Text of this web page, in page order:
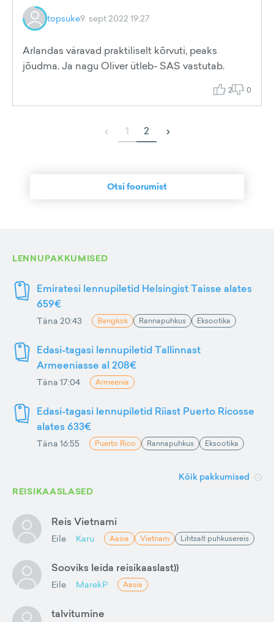
topsuke9. sept 2022 19:27
Arlandas väravad praktiliselt kõrvuti, peaks
jõudma. Ja nagu Oliver ütleb- SAS vastutab.
2 0
‹ 1 2 ›
Otsi foorumist
LENNUPAKKUMISED
Emiratesi lennupiletid Helsingist Taisse alates
659€
Täna 20:43 Bangkok Rannapuhkus Eksootika
Edasi-tagasi lennupiletid Tallinnast
Armeeniasse al 208€
Täna 17:04 Armeenia
Edasi-tagasi lennupiletid Riiast Puerto Ricosse
alates 633€
Täna 16:55 Puerto Rico Rannapuhkus Eksootika
Kõik pakkumised
REISIKAASLASED
Reis Vietnami
Eile Karu Aasia Vietnam Lihtsalt puhkusereis
Sooviks leida reisikaaslast))
Eile MarekP Aasia
talvitumine